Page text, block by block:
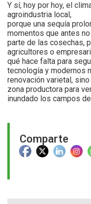
Comparte
Y sí, hoy por hoy, el
agroindustria local,
porque una sequía
momentos que antes
parte de las cosechas,
agricultores o
qué hace falta para
tecnología y modernos
renovación varietal,
zona productora para
inundado los campos